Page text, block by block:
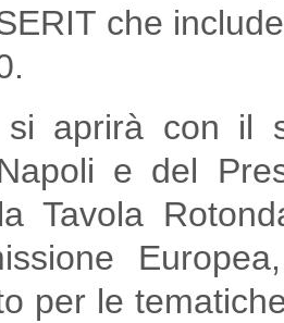
che
si aprirà con il
e del
Tavola
per le